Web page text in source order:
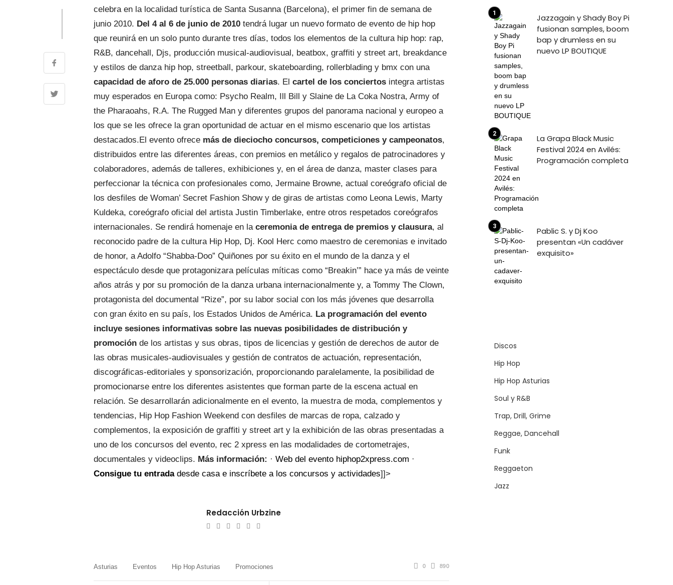
celebra en la localidad turística de Santa Susanna (Barcelona), el primer fin de semana de
junio 2010. Del 4 al 6 de junio de 2010 tendrá lugar un nuevo formato de evento de hip hop
que reunirá en un solo punto durante tres días, todos los elementos de la cultura hip hop: rap,
R&B, dancehall, Djs, producción musical-audiovisual, beatbox, graffiti y street art, breakdance
y estilos de danza hip hop, streetball, parkour, skateboarding, rollerblading y bmx con una
capacidad de aforo de 25.000 personas diarias. El cartel de los conciertos integra artistas
muy esperados en Europa como: Psycho Realm, Ill Bill y Slaine de La Coka Nostra, Army of
the Pharaoahs, R.A. The Rugged Man y diferentes grupos del panorama nacional y europeo a
los que se les ofrece la gran oportunidad de actuar en el mismo escenario que los artistas
destacados. El evento ofrece más de dieciocho concursos, competiciones y campeonatos,
distribuidos entre las diferentes áreas, con premios en metálico y regalos de patrocinadores y
colaboradores, además de talleres, exhibiciones y, en el área de danza, master clases para
perfeccionar la técnica con profesionales como, Jermaine Browne, actual coreógrafo oficial de
los desfiles de Woman’ Secret Fashion Show y de giras de artistas como Leona Lewis, Marty
Kuldeka, coreógrafo oficial del artista Justin Timberlake, entre otros respetados coreógrafos
internacionales. Se rendirá homenaje en la ceremonia de entrega de premios y clausura, al
reconocido padre de la cultura Hip Hop, Dj. Kool Herc como maestro de ceremonias e invitado
de honor, a Adolfo “Shabba-Doo” Quiñones por su éxito en el mundo de la danza y el
espectáculo desde que protagonizara películas míticas como “Breakin’” hace ya más de veinte
años atrás y por su promoción de la danza urbana internacionalmente y, a Tommy The Clown,
protagonista del documental “Rize”, por su labor social con los más jóvenes que desarrolla
con gran éxito en su país, los Estados Unidos de América. La programación del evento
incluye sesiones informativas sobre las nuevas posibilidades de distribución y
promoción de los artistas y sus obras, tipos de licencias y gestión de derechos de autor de
las obras musicales-audiovisuales y gestión de contratos de actuación, representación,
discográficas-editoriales y sponsorización, proporcionando paralelamente, la posibilidad de
promocionarse entre los diferentes asistentes que forman parte de la escena actual en
relación. Se desarrollarán adicionalmente en el evento, la muestra de moda, complementos y
tendencias, Hip Hop Fashion Weekend con desfiles de marcas de ropa, calzado y
complementos, la exposición de graffiti y street art y la exhibición de las obras presentadas a
uno de los concursos del evento, rec 2 xpress en las modalidades de cortometrajes,
documentales y videoclips. Más información: · Web del evento hiphop2xpress.com ·
Consigue tu entradadesde casa e inscríbete a los concursos y actividades]]>
Redacción Urbzine
WebsiteTwitterFacebook
Youtube
Asturias Eventos Hip Hop Asturias Promociones 0 890
Jazzagain y Shady Boy Pi
fusionan samples, boom
bap y drumless en su
nuevo LP BOUTIQUE
La Grapa Black Music
Festival 2024 en Avilés:
Programación completa
Pablic S. y Dj Koo
presentan «Un cadáver
exquisito»
Discos
Hip Hop
Hip Hop Asturias
Soul y R&B
Trap, Drill, Grime
Reggae, Dancehall
Funk
Reggaeton
Jazz